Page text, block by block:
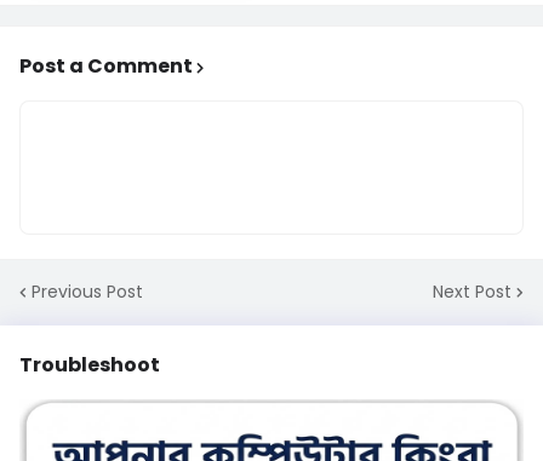
Post a Comment
Previous Post Next Post
Troubleshoot